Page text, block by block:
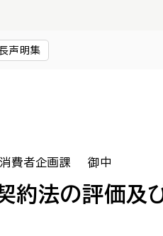
声明集
消費者企画課 御中
約法の評価及